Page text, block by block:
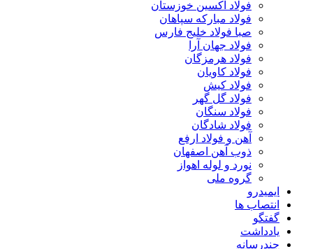
فولاد اکسین خوزستان
فولاد مبارکه سپاهان
صبا فولاد خلیج فارس
فولاد جهان آرا
فولاد هرمزگان
فولاد کاویان
فولاد کیش
فولاد گل گهر
فولاد سنگان
فولاد شادگان
آهن و فولاد ارفع
ذوب آهن اصفهان
نورد و لوله اهواز
گروه ملی
ایمیدرو
انتصاب ها
گفتگو
یادداشت
چندرسانه